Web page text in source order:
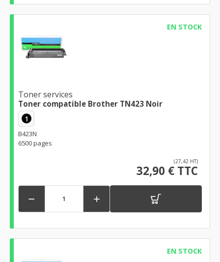
EN STOCK
Toner services
Toner compatible Brother TN423 Noir
1
B423N
6500 pages
(27,42 HT)
32,90 € TTC
 
EN STOCK